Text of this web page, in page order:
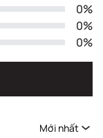
0%
0%
0%
Mới nhất